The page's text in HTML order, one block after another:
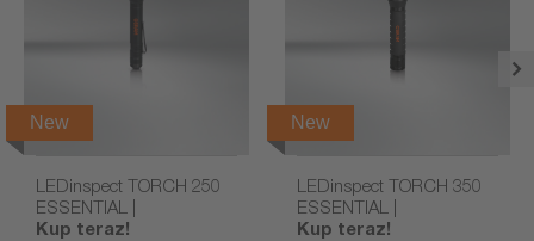
New
LEDinspect TORCH 250
ESSENTIAL |
Kup teraz!
New
LEDinspect TORCH 350
ESSENTIAL |
Kup teraz!